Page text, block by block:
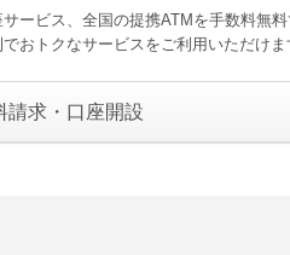
ービス、全国の提携ATMを手数料無料
おトクなサービスをご利用いただけま
請求・口座開設